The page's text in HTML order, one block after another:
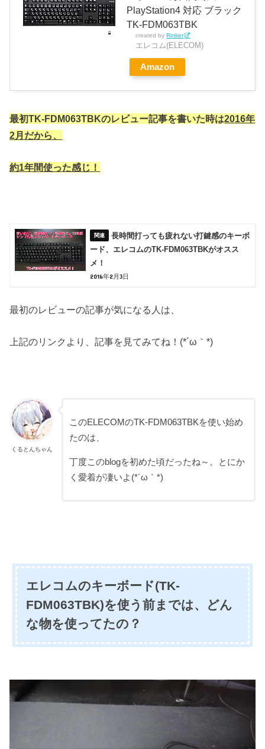
PlayStation4 対応 ブラック
TK-FDM063TBK
created byRinker
エレコム(ELECOM)
Amazon
最初TK-FDM063TBKのレビュー記事を書いた時は2016年
2月だから、
約1年間使った感じ！
長時間打っても疲れない打鍵感のキーボ
ード、エレコムのTK-FDM063TBKがオスス
メ！
2016年2月3日
最初のレビューの記事が気になる人は、
上記のリンクより、記事を見てみてね！(*´ω｀*)
くるとんちゃん
このELECOMのTK-FDM063TBKを使い始め
たのは、
丁度このblogを初めた頃だったね～。とにか
く愛着が凄いよ(*´ω｀*)
エレコムのキーボード(TK-
FDM063TBK)を使う前までは、どん
な物を使ってたの？